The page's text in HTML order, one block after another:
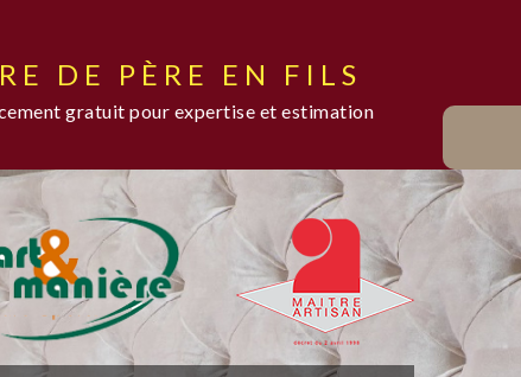
DE PÈRE EN FILS
gratuit pour expertise et estimation